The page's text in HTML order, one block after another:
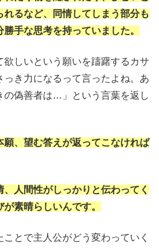
れるなど、同情してしまう部分も
手な思考を持っていました。
欲しいという願いを躊躇するカサ
き力になるって言ったよね。あ
の偽善者は…」という言葉を返し
願、望む答えが返ってこなければ
人間性がしっかりと伝わってく
が素晴らしいんです。
とで主人公がどう変わっていく